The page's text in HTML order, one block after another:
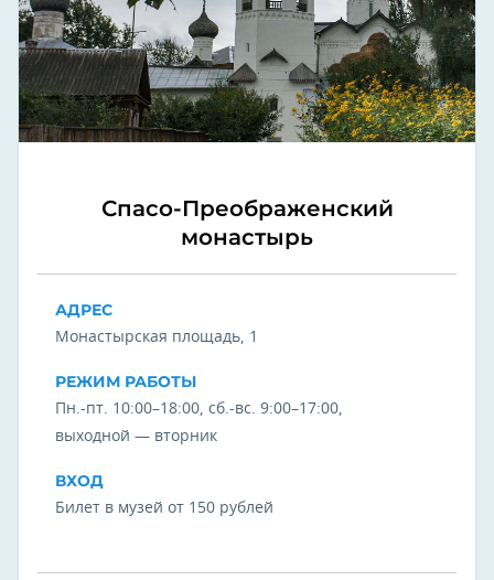
Спасо-Преображенский
монастырь
АДРЕС
Монастырская площадь, 1
РЕЖИМ РАБОТЫ
Пн.-пт. 10:00–18:00, сб.-вс. 9:00–17:00,
выходной — вторник
ВХОД
Билет в музей от 150 рублей